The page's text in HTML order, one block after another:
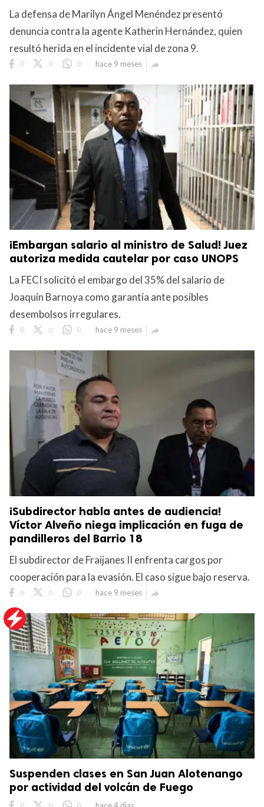
La defensa de Marilyn Ángel Menéndez presentó
denuncia contra la agente Katherin Hernández, quien
resultó herida en el incidente vial de zona 9.
0 0 0 hace 9 meses 
¡Embargan salario al ministro de Salud! Juez
autoriza medida cautelar por caso UNOPS
La FECI solicitó el embargo del 35% del salario de
Joaquín Barnoya como garantía ante posibles
desembolsos irregulares.
0 0 0 hace 9 meses 
¡Subdirector habla antes de audiencia!
Víctor Alveño niega implicación en fuga de
pandilleros del Barrio 18
El subdirector de Fraijanes II enfrenta cargos por
cooperación para la evasión. El caso sigue bajo reserva.
0 0 0 hace 9 meses 
Suspenden clases en San Juan Alotenango
por actividad del volcán de Fuego
0 0 0